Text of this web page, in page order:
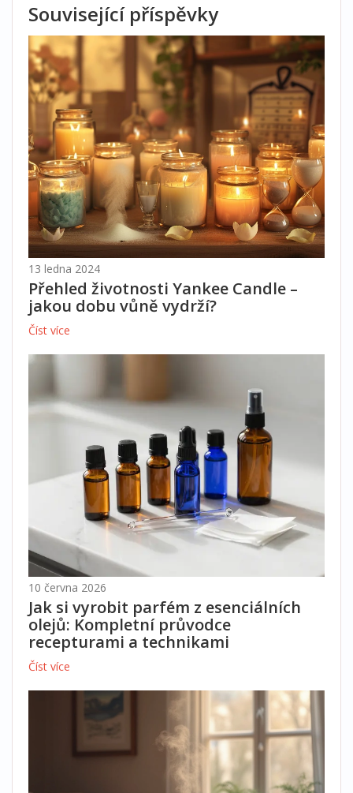
Související příspěvky
13 ledna 2024
Přehled životnosti Yankee Candle –
jakou dobu vůně vydrží?
Číst více
10 června 2026
Jak si vyrobit parfém z esenciálních
olejů: Kompletní průvodce
recepturami a technikami
Číst více